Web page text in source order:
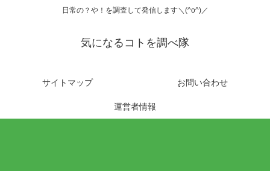
日常の？や！を調査して発信します＼(^o^)／
気になるコトを調べ隊
サイトマップ お問い合わせ
運営者情報